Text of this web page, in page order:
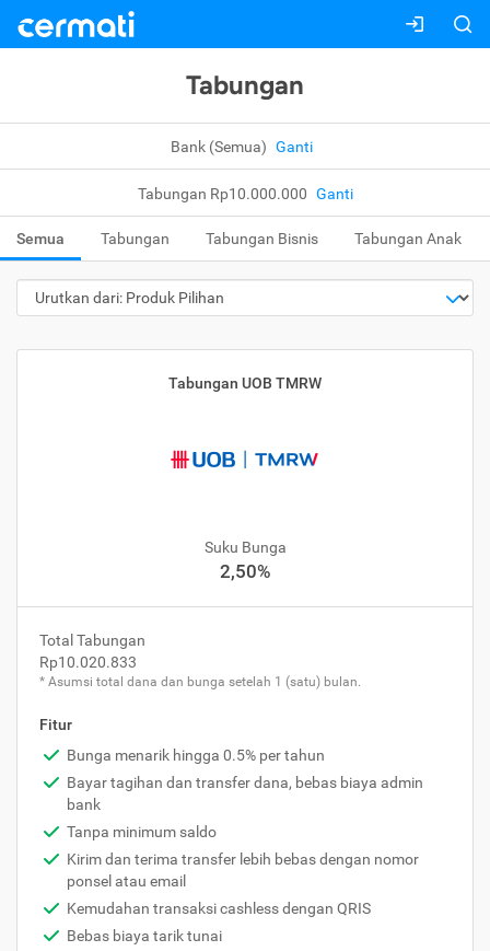
Tabungan
Bank (Semua) Ganti
Tabungan Rp10.000.000 Ganti
Semua Tabungan Tabungan Bisnis Tabungan Anak
Tabungan UOB TMRW
Suku Bunga
2,50%
Total Tabungan
Rp10.020.833
* Asumsi total dana dan bunga setelah 1 (satu) bulan.
Fitur
Bunga menarik hingga 0.5% per tahun
Bayar tagihan dan transfer dana, bebas biaya admin
bank
Tanpa minimum saldo
Kirim dan terima transfer lebih bebas dengan nomor
ponsel atau email
Kemudahan transaksi cashless dengan QRIS
Bebas biaya tarik tunai